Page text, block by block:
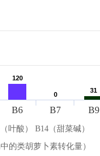
120
120
0
0
31
31
B6 B7 B9
叶酸） B14（甜菜碱）
的类胡萝卜素转化量）